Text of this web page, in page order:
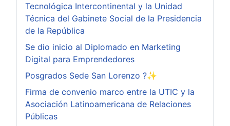
Tecnológica Intercontinental y la Unidad
Técnica del Gabinete Social de la Presidencia
de la República
Se dio inicio al Diplomado en Marketing
Digital para Emprendedores
Posgrados Sede San Lorenzo ?✨
Firma de convenio marco entre la UTIC y la
Asociación Latinoamericana de Relaciones
Públicas